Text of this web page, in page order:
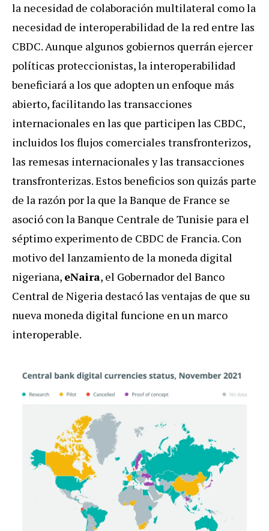
la necesidad de colaboración multilateral como la
necesidad de interoperabilidad de la red entre las
CBDC. Aunque algunos gobiernos querrán ejercer
políticas proteccionistas, la interoperabilidad
beneficiará a los que adopten un enfoque más
abierto, facilitando las transacciones
internacionales en las que participen las CBDC,
incluidos los flujos comerciales transfronterizos,
las remesas internacionales y las transacciones
transfronterizas. Estos beneficios son quizás parte
de la razón por la que la Banque de France se
asoció con la Banque Centrale de Tunisie para el
séptimo experimento de CBDC de Francia. Con
motivo del lanzamiento de la moneda digital
nigeriana, eNaira, el Gobernador del Banco
Central de Nigeria destacó las ventajas de que su
nueva moneda digital funcione en un marco
interoperable.